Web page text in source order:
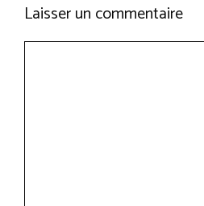
Laisser un commentaire